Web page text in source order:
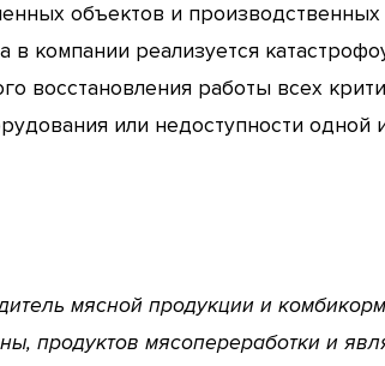
объектов и
компании реализуется
восстановления работы всех
или недоступности
мясной продукции и
продуктов мясопереработки и